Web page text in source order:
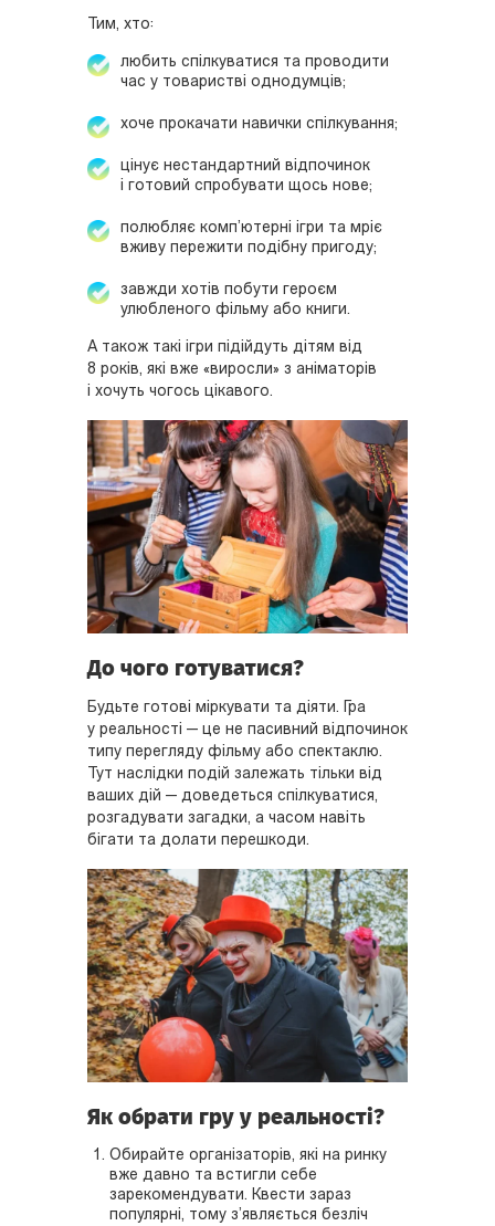
Тим, хто:
любить спілкуватися та проводити
час у товаристві однодумців;
хоче прокачати навички спілкування;
цінує нестандартний відпочинок
і готовий спробувати щось нове;
полюбляє комп’ютерні ігри та мріє
вживу пережити подібну пригоду;
завжди хотів побути героєм
улюбленого фільму або книги.
А також такі ігри підійдуть дітям від
8 років, які вже «виросли» з аніматорів
і хочуть чогось цікавого.
До чого готуватися?
Будьте готові міркувати та діяти. Гра
у реальності — це не пасивний відпочинок
типу перегляду фільму або спектаклю.
Тут наслідки подій залежать тільки від
ваших дій — доведеться спілкуватися,
розгадувати загадки, а часом навіть
бігати та долати перешкоди.
Як обрати гру у реальності?
Обирайте організаторів, які на ринку
вже давно та встигли себе
зарекомендувати. Квести зараз
популярні, тому з’являється безліч